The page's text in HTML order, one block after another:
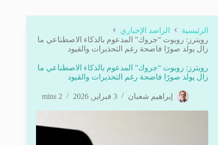
الرئيسية
الراصد الإخباري
رويترز: روبوت “جروك” المدعوم بالذكاء الاصطناعي ما
زال يولد صورًا فاضحة رغم التحذيرات والقيود
رويترز: روبوت “جروك” المدعوم بالذكاء الاصطناعي ما
زال يولد صورًا فاضحة رغم التحذيرات والقيود
إبراهيم شعبان 3 فبراير, 2026 2 mins